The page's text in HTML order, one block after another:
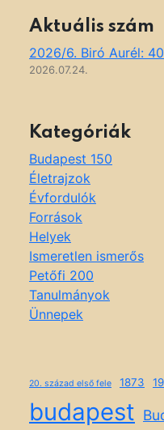
Aktuális szám
2026/6. Biró Aurél:
2026.07.24.
Kategóriák
Budapest 150
Életrajzok
Évfordulók
Források
Helyek
Ismeretlen ismerős
Petőfi 200
Tanulmányok
Ünnepek
20. század első fele 1873
budapest